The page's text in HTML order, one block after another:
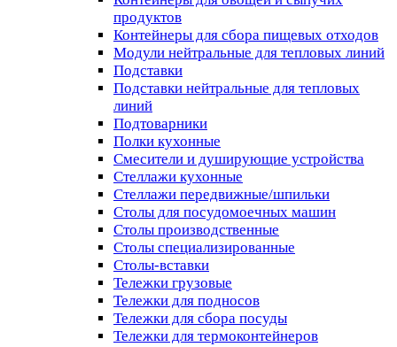
продуктов
Контейнеры для сбора пищевых отходов
Модули нейтральные для тепловых линий
Подставки
Подставки нейтральные для тепловых
линий
Подтоварники
Полки кухонные
Смесители и душирующие устройства
Стеллажи кухонные
Стеллажи передвижные/шпильки
Столы для посудомоечных машин
Столы производственные
Столы специализированные
Столы-вставки
Тележки грузовые
Тележки для подносов
Тележки для сбора посуды
Тележки для термоконтейнеров